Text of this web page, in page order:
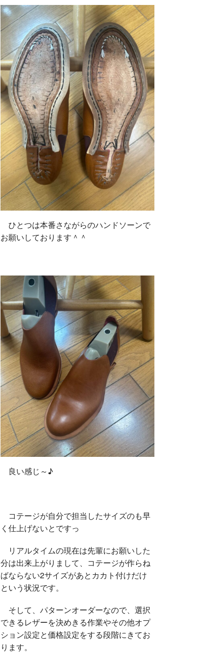
ひとつは本番さながらのハンドソーンで
お願いしております＾＾
良い感じ～♪
コテージが自分で担当したサイズのも早
く仕上げないとですっ
リアルタイムの現在は先輩にお願いした
分は出来上がりまして、コテージが作らね
ばならない2サイズがあとカカト付けだけ
という状況です。
そして、パターンオーダーなので、選択
できるレザーを決めきる作業やその他オプ
ション設定と価格設定をする段階にきてお
ります。